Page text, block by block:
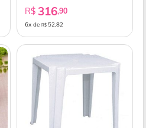
R$ 316,90
6x de R$ 52,82